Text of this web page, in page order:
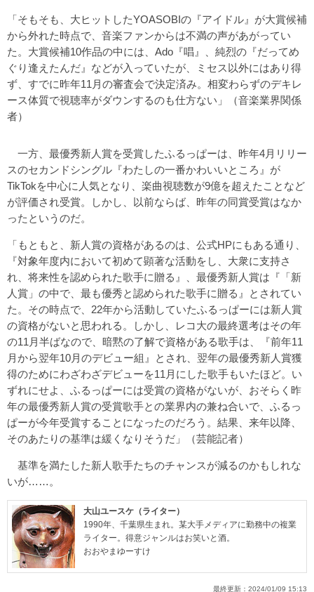
「そもそも、大ヒットしたYOASOBIの『アイドル』が大賞候補
から外れた時点で、音楽ファンからは不満の声があがってい
た。大賞候補10作品の中には、Ado『唱』、純烈の『だってめ
ぐり逢えたんだ』などが入っていたが、ミセス以外にはあり得
ず、すでに昨年11月の審査会で決定済み。相変わらずのデキレ
ース体質で視聴率がダウンするのも仕方ない」（音楽業界関係
者）
一方、最優秀新人賞を受賞したふるっぱーは、昨年4月リリー
スのセカンドシングル『わたしの一番かわいいところ』が
TikTokを中心に人気となり、楽曲視聴数が9億を超えたことなど
が評価され受賞。しかし、以前ならば、昨年の同賞受賞はなか
ったというのだ。
「もともと、新人賞の資格があるのは、公式HPにもある通り、
『対象年度内において初めて顕著な活動をし、大衆に支持さ
れ、将来性を認められた歌手に贈る』、最優秀新人賞は『「新
人賞」の中で、最も優秀と認められた歌手に贈る』とされてい
た。その時点で、22年から活動していたふるっぱーには新人賞
の資格がないと思われる。しかし、レコ大の最終選考はその年
の11月半ばなので、暗黙の了解で資格がある歌手は、『前年11
月から翌年10月のデビュー組』とされ、翌年の最優秀新人賞獲
得のためにわざわざデビューを11月にした歌手もいたほど。い
ずれにせよ、ふるっぱーには受賞の資格がないが、おそらく昨
年の最優秀新人賞の受賞歌手との業界内の兼ね合いで、ふるっ
ぱーが今年受賞することになったのだろう。結果、来年以降、
そのあたりの基準は緩くなりそうだ」（芸能記者）
基準を満たした新人歌手たちのチャンスが減るのかもしれな
いが……。
大山ユースケ（ライター）
1990年、千葉県生まれ。某大手メディアに勤務中の複業
ライター。得意ジャンルはお笑いと酒。
おおやまゆーすけ
最終更新： 2024/01/09 15:13